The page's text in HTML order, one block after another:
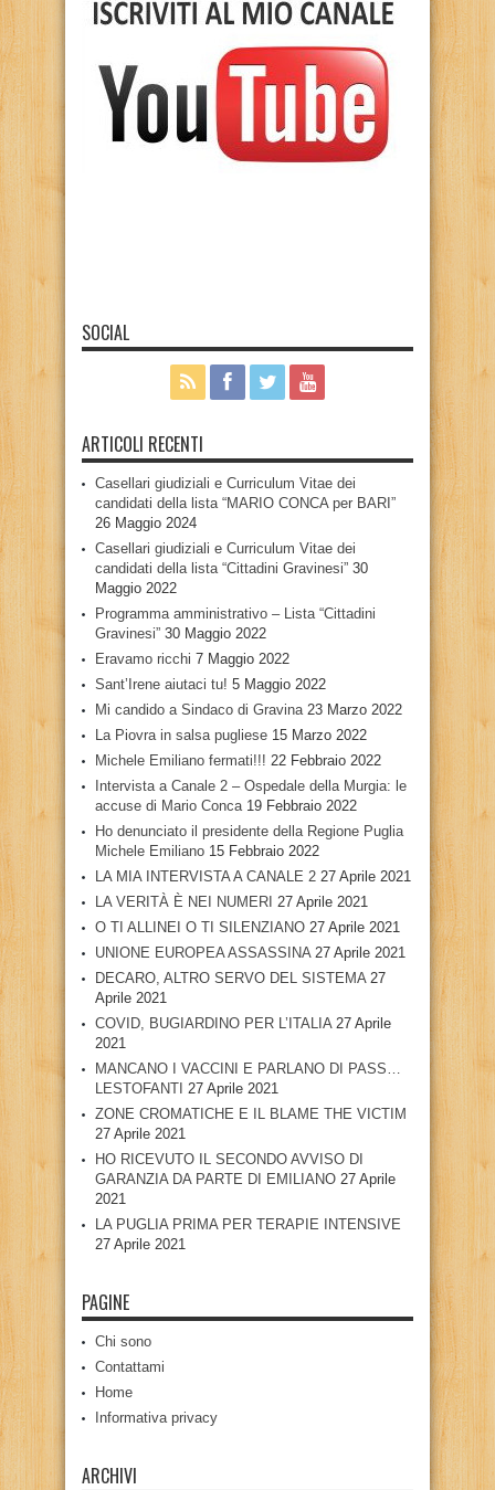
SOCIAL
ARTICOLI RECENTI
Casellari giudiziali e Curriculum Vitae dei
candidati della lista “MARIO CONCA per BARI”
26 Maggio 2024
Casellari giudiziali e Curriculum Vitae dei
candidati della lista “Cittadini Gravinesi” 30
Maggio 2022
Programma amministrativo – Lista “Cittadini
Gravinesi” 30 Maggio 2022
Eravamo ricchi 7 Maggio 2022
Sant’Irene aiutaci tu! 5 Maggio 2022
Mi candido a Sindaco di Gravina 23 Marzo 2022
La Piovra in salsa pugliese 15 Marzo 2022
Michele Emiliano fermati!!! 22 Febbraio 2022
Intervista a Canale 2 – Ospedale della Murgia: le
accuse di Mario Conca 19 Febbraio 2022
Ho denunciato il presidente della Regione Puglia
Michele Emiliano 15 Febbraio 2022
LA MIA INTERVISTA A CANALE 2 27 Aprile 2021
LA VERITÀ È NEI NUMERI 27 Aprile 2021
O TI ALLINEI O TI SILENZIANO 27 Aprile 2021
UNIONE EUROPEA ASSASSINA 27 Aprile 2021
DECARO, ALTRO SERVO DEL SISTEMA 27
Aprile 2021
COVID, BUGIARDINO PER L’ITALIA 27 Aprile
2021
MANCANO I VACCINI E PARLANO DI PASS…
LESTOFANTI 27 Aprile 2021
ZONE CROMATICHE E IL BLAME THE VICTIM
27 Aprile 2021
HO RICEVUTO IL SECONDO AVVISO DI
GARANZIA DA PARTE DI EMILIANO 27 Aprile
2021
LA PUGLIA PRIMA PER TERAPIE INTENSIVE
27 Aprile 2021
PAGINE
Chi sono
Contattami
Home
Informativa privacy
ARCHIVI